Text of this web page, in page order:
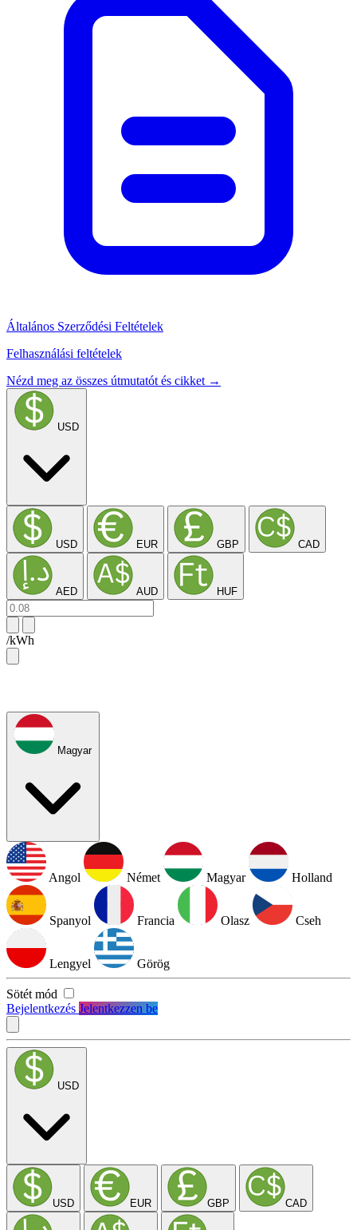
Általános Szerződési Feltételek
Felhasználási feltételek
Nézd meg az összes útmutatót és cikket →
USD
USD EUR GBP CAD
AED AUD HUF
/kWh
Magyar
Angol Német Magyar Holland
Spanyol Francia Olasz Cseh
Lengyel Görög
Sötét mód
Bejelentkezés Jelentkezzen be
USD
USD EUR GBP CAD